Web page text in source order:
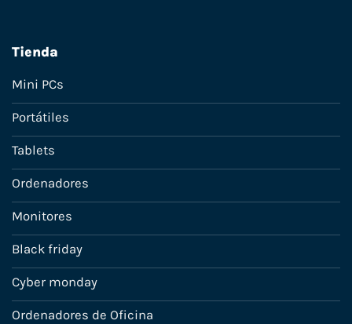
Tienda
Mini PCs
Portátiles
Tablets
Ordenadores
Monitores
Black friday
Cyber monday
Ordenadores de Oficina